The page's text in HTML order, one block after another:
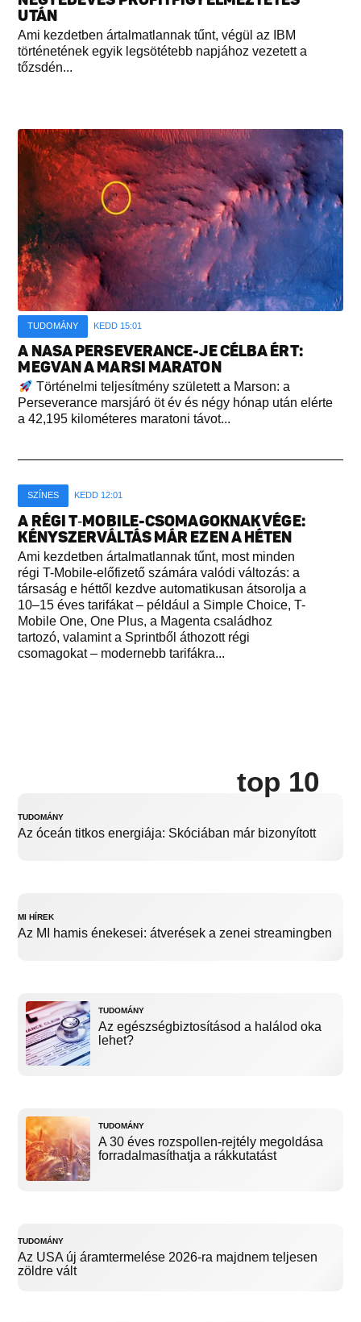
UTÁN
Ami kezdetben ártalmatlannak tűnt, végül az IBM
történetének egyik legsötétebb napjához vezetett a
tőzsdén...
TUDOMÁNY KEDD 15:01
A NASA PERSEVERANCE-JE CÉLBA ÉRT:
MEGVAN A MARSI MARATON
Történelmi teljesítmény született a Marson: a
Perseverance marsjáró öt év és négy hónap után elérte
a 42,195 kilométeres maratoni távot...
SZÍNES KEDD 12:01
A RÉGI T‑MOBILE-CSOMAGOKNAK VÉGE:
KÉNYSZERVÁLTÁS MÁR EZEN A HÉTEN
Ami kezdetben ártalmatlannak tűnt, most minden
régi T-Mobile-előfizető számára valódi változás: a
társaság e héttől kezdve automatikusan átsorolja a
10–15 éves tarifákat – például a Simple Choice, T-
Mobile One, One Plus, a Magenta családhoz
tartozó, valamint a Sprintből áthozott régi
csomagokat – modernebb tarifákra...
top 10
TUDOMÁNY
Az óceán titkos energiája: Skóciában már bizonyított
MI HÍREK
Az MI hamis énekesei: átverések a zenei streamingben
TUDOMÁNY
Az egészségbiztosításod a halálod oka
lehet?
TUDOMÁNY
A 30 éves rozspollen-rejtély megoldása
forradalmasíthatja a rákkutatást
TUDOMÁNY
Az USA új áramtermelése 2026-ra majdnem teljesen
zöldre vált